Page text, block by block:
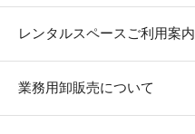
レンタルスペースご利用案内
業務用卸販売について